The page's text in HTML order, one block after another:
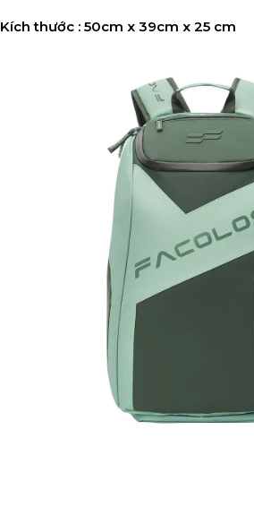
Kích thước : 50cm x 39cm x 25 cm